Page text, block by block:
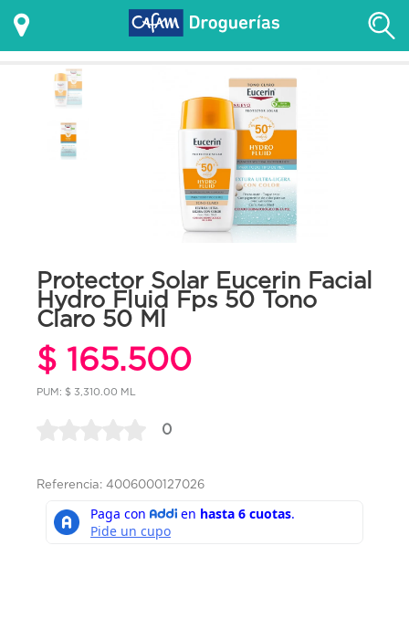
Protector Solar Eucerin Facial
Hydro Fluid Fps 50 Tono
Claro 50 Ml
$ 165.500
PUM: $ 3,310.00 ML
0
Referencia: 4006000127026